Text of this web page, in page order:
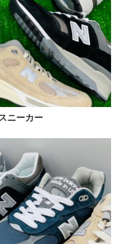
ニーカー